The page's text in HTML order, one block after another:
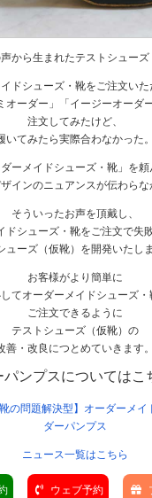
から生まれたテストシューズ
ドシューズ・靴をご注文いた
オーダー」「イージーオーダ
注文してみたけど、
いてみたら実際合わなかった。
ダーメイドシューズ・靴」を頼
インのニュアンスが伝わらな
そういったお声を頂戴し、
ドシューズ・靴をご注文で失
ューズ（仮靴）を開発いたしま
お客様がより簡単に
てオーダーメイドシューズ・
ご注文できるように
テストシューズ（仮靴）の
善・改良につとめていきます。
パンプスについてはこ
の問題解決型】オーダーメイ
ダーパンプス
ニュース一覧はこちら
ウェブ予約